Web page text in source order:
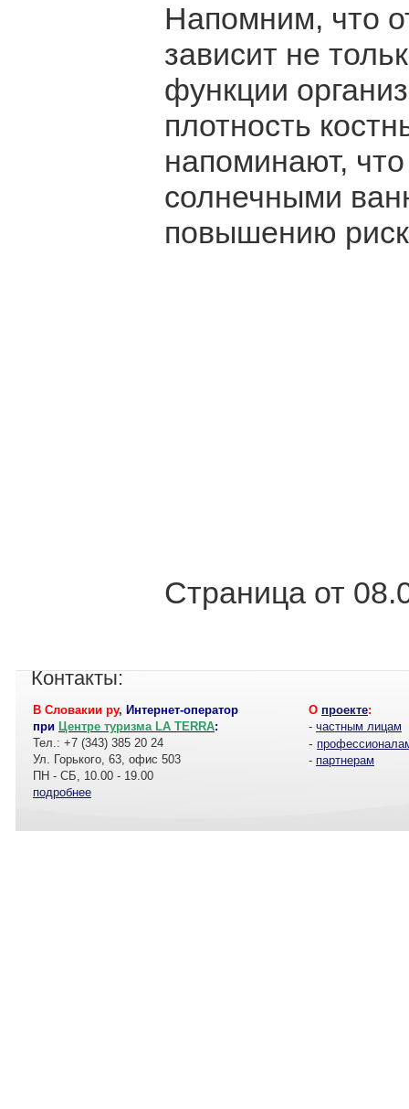
Напомним, что
зависит не
функции
плотность
напоминают,
солнечными
повышению
Страница от
Контакты:
В Словакии ру, Интернет-оператор
при Центре туризма LA TERRA:
Тел.: +7 (343) 385 20 24
Ул. Горького, 63, офис 503
ПН - СБ, 10.00 - 19.00
подробнее
О проекте:
- частным лицам
-
- партнерам